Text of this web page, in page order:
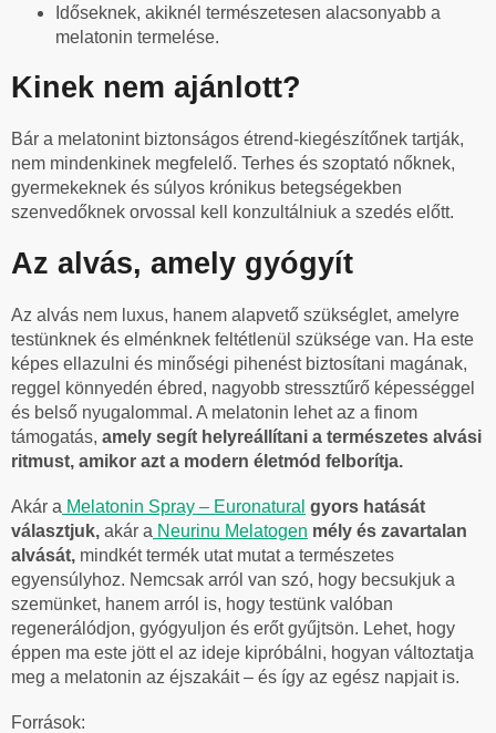
Időseknek, akiknél természetesen alacsonyabb a
melatonin termelése.
Kinek nem ajánlott?
Bár a melatonint biztonságos étrend-kiegészítőnek tartják,
nem mindenkinek megfelelő. Terhes és szoptató nőknek,
gyermekeknek és súlyos krónikus betegségekben
szenvedőknek orvossal kell konzultálniuk a szedés előtt.
Az alvás, amely gyógyít
Az alvás nem luxus, hanem alapvető szükséglet, amelyre
testünknek és elménknek feltétlenül szüksége van. Ha este
képes ellazulni és minőségi pihenést biztosítani magának,
reggel könnyedén ébred, nagyobb stressztűrő képességgel
és belső nyugalommal. A melatonin lehet az a finom
támogatás, amely segít helyreállítani a természetes alvási
ritmust, amikor azt a modern életmód felborítja.
Akár a Melatonin Spray – Euronatural gyors hatását
választjuk, akár a Neurinu Melatogen mély és zavartalan
alvását, mindkét termék utat mutat a természetes
egyensúlyhoz. Nemcsak arról van szó, hogy becsukjuk a
szemünket, hanem arról is, hogy testünk valóban
regenerálódjon, gyógyuljon és erőt gyűjtsön. Lehet, hogy
éppen ma este jött el az ideje kipróbálni, hogyan változtatja
meg a melatonin az éjszakáit – és így az egész napjait is.
Források: